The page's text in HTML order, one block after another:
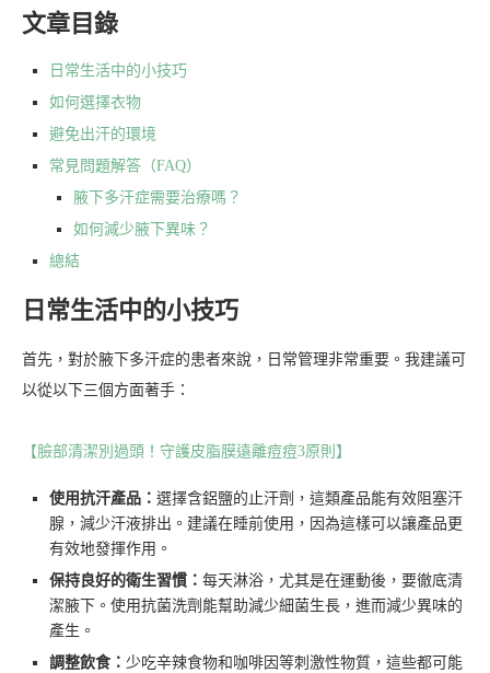
文章目錄
日常生活中的小技巧
如何選擇衣物
避免出汗的環境
常見問題解答（FAQ）
腋下多汗症需要治療嗎？
如何減少腋下異味？
總結
日常生活中的小技巧
首先，對於腋下多汗症的患者來說，日常管理非常重要。我建議可
以從以下三個方面著手：
【臉部清潔別過頭！守護皮脂膜遠離痘痘3原則】
使用抗汗產品： 選擇含鋁鹽的止汗劑，這類產品能有效阻塞汗
腺，減少汗液排出。建議在睡前使用，因為這樣可以讓產品更
有效地發揮作用。
保持良好的衛生習慣： 每天淋浴，尤其是在運動後，要徹底清
潔腋下。使用抗菌洗劑能幫助減少細菌生長，進而減少異味的
產生。
調整飲食： 少吃辛辣食物和咖啡因等刺激性物質，這些都可能